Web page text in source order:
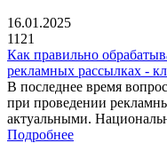
16.01.2025
1121
Как правильно
рекламных рассылках -
В последнее время
при проведении
актуальными.
Подробнее